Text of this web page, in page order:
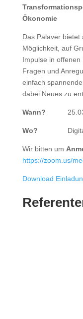
Ökonomie
Das Palaver bietet
Möglichkeit, auf
Impulse in offenen
Fragen und
einfach
dabei Neues zu
Wann?
Wo? Digital
Wir bitten um
https://zoom.us/
Download